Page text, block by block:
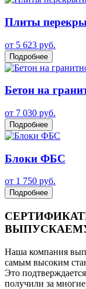
Плиты
от 5 623 руб.
Подробнее
Бетон на
от 7 030 руб.
Подробнее
Блоки ФБС
от 1 750 руб.
Подробнее
Наша компания
самым высоким
Это
получили за